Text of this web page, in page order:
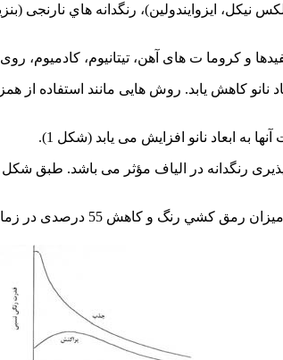
ايزوايندولين)، رنگدانه هاي نارنجی
و كروما ت های آهن، تيتانيوم، كادميوم،
به ابعاد نانو افزايش می يابد (شكل 1).